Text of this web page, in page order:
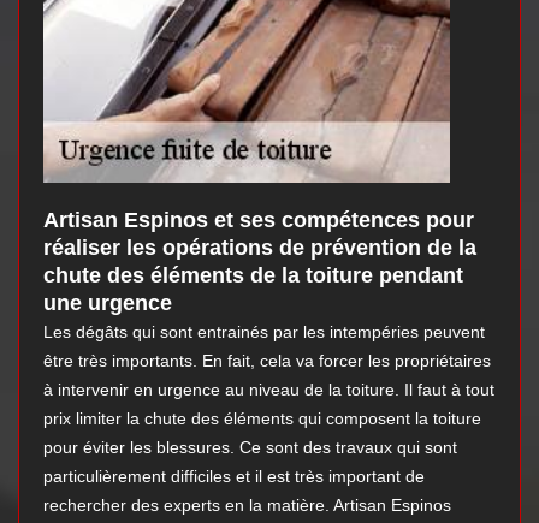
Artisan Espinos et ses compétences pour
réaliser les opérations de prévention de la
chute des éléments de la toiture pendant
une urgence
Les dégâts qui sont entrainés par les intempéries peuvent
être très importants. En fait, cela va forcer les propriétaires
à intervenir en urgence au niveau de la toiture. Il faut à tout
prix limiter la chute des éléments qui composent la toiture
pour éviter les blessures. Ce sont des travaux qui sont
particulièrement difficiles et il est très important de
rechercher des experts en la matière. Artisan Espinos